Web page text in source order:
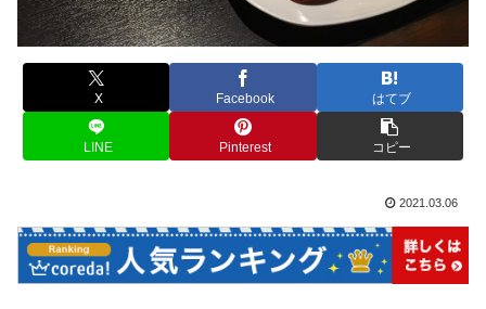
X Facebook はてブ
LINE Pinterest コピー
2021.03.06